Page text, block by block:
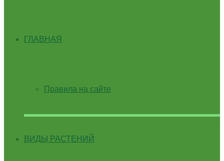
ГЛАВНАЯ
Правила на сайте
ВИДЫ РАСТЕНИЙ